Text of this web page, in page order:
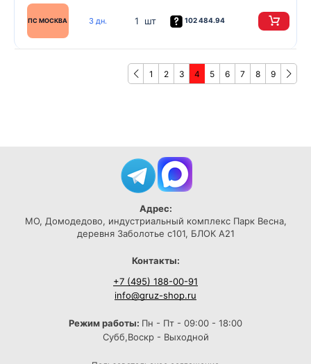
ПС МОСКВА 3 дн. 1 шт 102 484.94
1 2 3 4 5 6 7 8 9
Адрес:
МО, Домодедово, индустриальный комплекс Парк Весна,
деревня Заболотье с101, БЛОК А21
Контакты:
+7 (495) 188-00-91
info@gruz-shop.ru
Режим работы: Пн - Пт - 09:00 - 18:00
Субб,Воскр - Выходной